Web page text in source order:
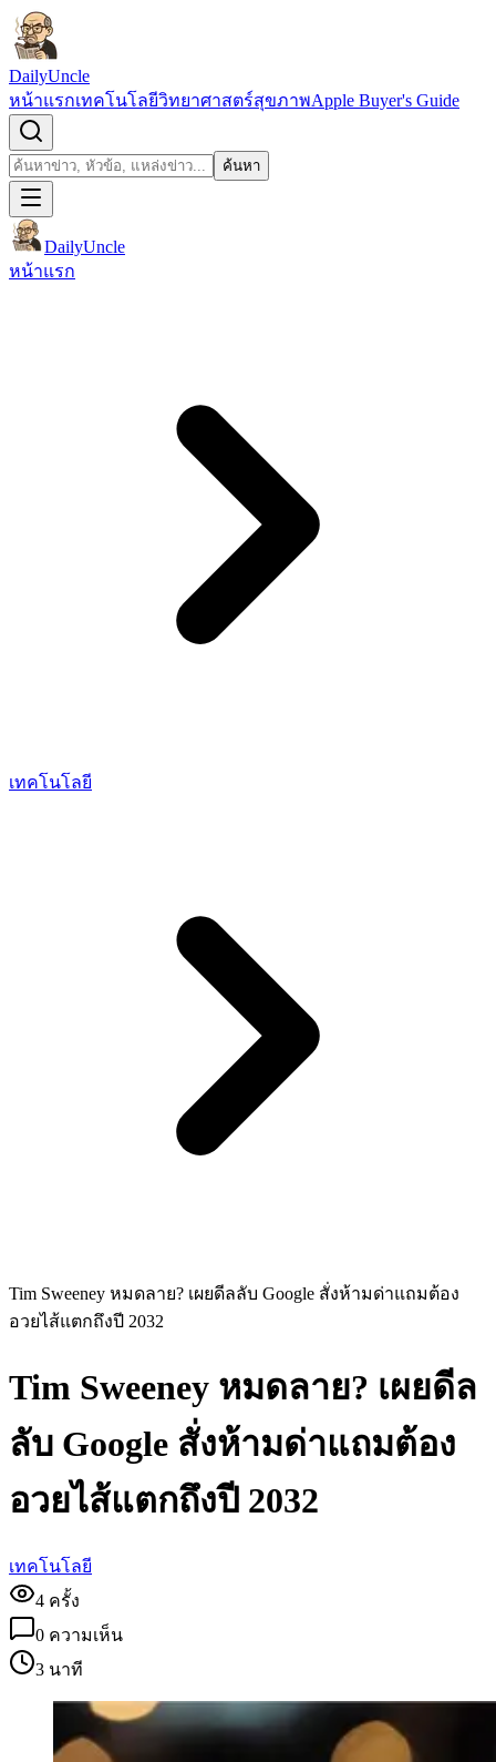
ข้ามไปยังเนื้อหา
DailyUncle
หน้าแรกเทคโนโลยีวิทยาศาสตร์สุขภาพApple Buyer's Guide
ค้นหา ค้นหา
DailyUncle
หน้าแรก
เทคโนโลยี
Tim Sweeney หมดลาย? เผยดีลลับ Google สั่งห้ามด่าแถมต้อง
อวยไส้แตกถึงปี 2032
Tim Sweeney หมดลาย? เผยดีล
ลับ Google สั่งห้ามด่าแถมต้อง
อวยไส้แตกถึงปี 2032
เทคโนโลยี
4 ครั้ง
0 ความเห็น
3 นาที